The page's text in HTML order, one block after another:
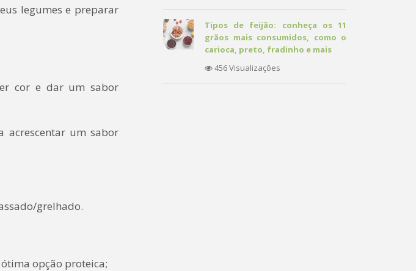
legumes e preparar
cor e dar um sabor
acrescentar um sabor
grelhado.
opção proteica;
Tipos de feijão: conheça os 11
grãos mais consumidos, como o
carioca, preto, fradinho e mais
456 Visualizações